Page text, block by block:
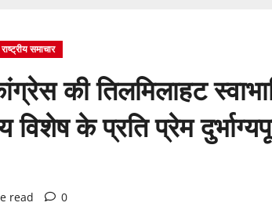
राष्ट्रीय समाचार
की तिलमिलाहट
के प्रति प्रेम
read 0